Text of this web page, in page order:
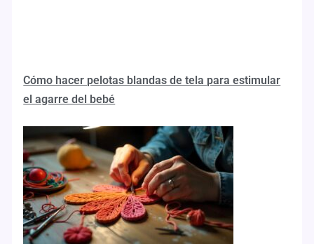
Cómo hacer pelotas blandas de tela para estimular
el agarre del bebé